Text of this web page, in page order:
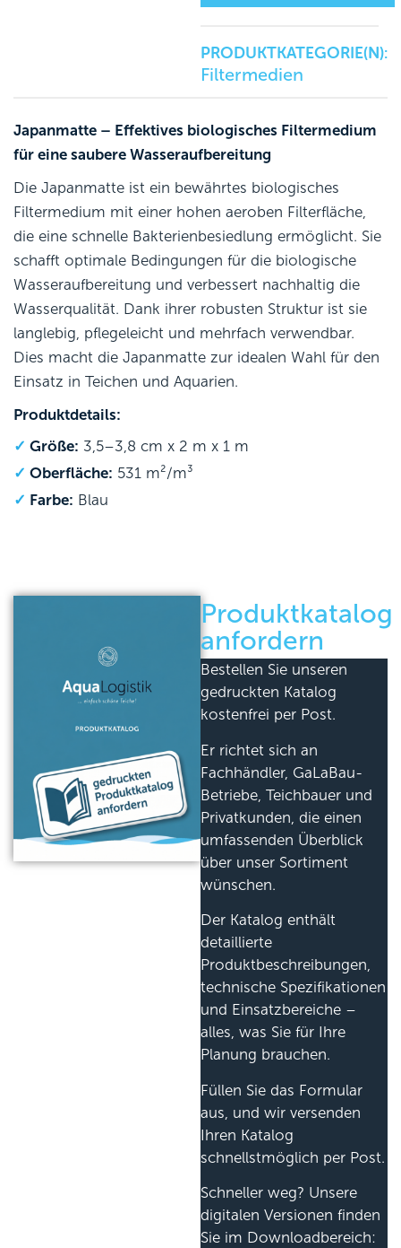
PRODUKTKATEGORIE(N):
Filtermedien
Japanmatte – Effektives biologisches Filtermedium
für eine saubere Wasseraufbereitung
Die Japanmatte ist ein bewährtes biologisches
Filtermedium mit einer hohen aeroben Filterfläche,
die eine schnelle Bakterienbesiedlung ermöglicht. Sie
schafft optimale Bedingungen für die biologische
Wasseraufbereitung und verbessert nachhaltig die
Wasserqualität. Dank ihrer robusten Struktur ist sie
langlebig, pflegeleicht und mehrfach verwendbar.
Dies macht die Japanmatte zur idealen Wahl für den
Einsatz in Teichen und Aquarien.
Produktdetails:
Größe: 3,5–3,8 cm x 2 m x 1 m
Oberfläche: 531 m²/m³
Farbe: Blau
Produktkatalog
anfordern
Bestellen Sie unseren
gedruckten Katalog
kostenfrei per Post.
Er richtet sich an
Fachhändler, GaLaBau-
Betriebe, Teichbauer und
Privatkunden, die einen
umfassenden Überblick
über unser Sortiment
wünschen.
Der Katalog enthält
detaillierte
Produktbeschreibungen,
technische Spezifikationen
und Einsatzbereiche –
alles, was Sie für Ihre
Planung brauchen.
Füllen Sie das Formular
aus, und wir versenden
Ihren Katalog
schnellstmöglich per Post.
Schneller weg? Unsere
digitalen Versionen finden
Sie im Downloadbereich: